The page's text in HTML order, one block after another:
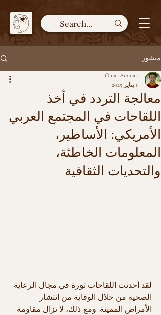
منشور
معالجة التردد في أخذ
اللقاحات في المجتمع العربي
الأمريكي: الأساطير،
المعلومات الخاطئة،
والتحديات الثقافية
Omar Ammari
6 يناير 2025
لقد أحدثت اللقاحات ثورة في مجال الرعاية
الصحية من خلال الوقاية من انتشار
الأمراض المميتة. ومع ذلك، لا تزال مقاومة